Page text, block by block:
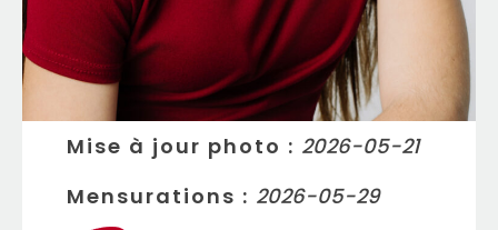
Mise à jour photo : 2026-05-21
Mensurations : 2026-05-29